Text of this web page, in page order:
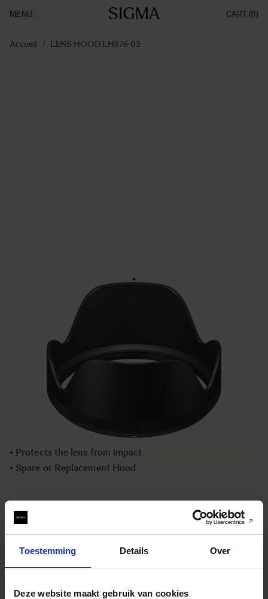
Toestemming Details Over
Deze website maakt gebruik van cookies
Made in Aizu
Support
MENU CART (0)
Accueil / LENS HOOD LH876-03
LENS HOOD LH876-03
AJOUTER AU PANIER
• Lens Hood compatible with the SIGMA 24-35mm F2 DG
HSM | Art lens
• Blocks stray light from entering the lens
• Protects the lens from impact
• Spare or Replacement Hood